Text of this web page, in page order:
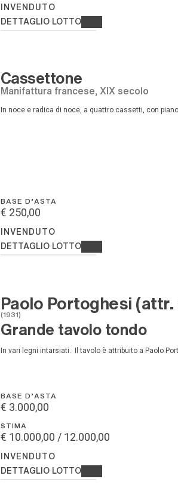
INVENDUTO
DETTAGLIO LOTTO
Cassettone
manifattura francese, XIX secolo
in noce e radica di noce, a quattro cassetti, con
BASE D'ASTA
€ 250,00
INVENDUTO
DETTAGLIO LOTTO
Paolo Portoghesi (attr.
(1931)
Grande tavolo tondo
in vari legni intarsiati. Il tavolo è attribuito a Paolo
BASE D'ASTA
€ 3.000,00
STIMA
€ 10.000,00 / 12.000,00
INVENDUTO
DETTAGLIO LOTTO